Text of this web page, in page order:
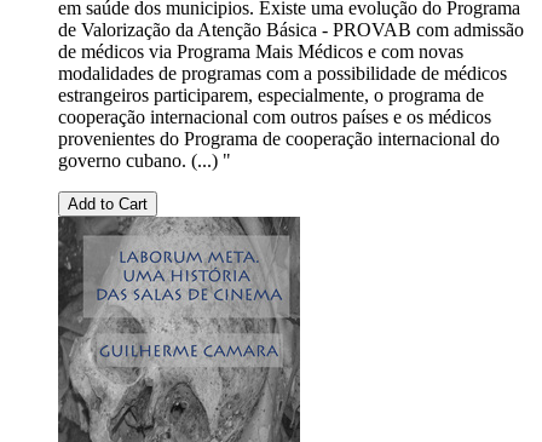
em saúde dos municipios. Existe uma evolução do Programa
de Valorização da Atenção Básica - PROVAB com admissão
de médicos via Programa Mais Médicos e com novas
modalidades de programas com a possibilidade de médicos
estrangeiros participarem, especialmente, o programa de
cooperação internacional com outros países e os médicos
provenientes do Programa de cooperação internacional do
governo cubano. (...) "
Add to Cart